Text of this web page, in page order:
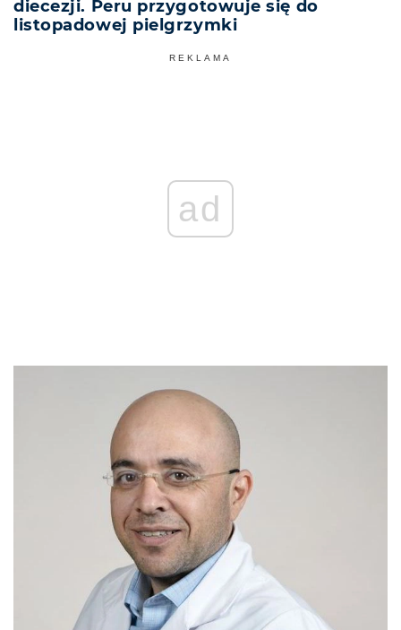
diecezji. Peru przygotowuje się do
listopadowej pielgrzymki
REKLAMA
ad